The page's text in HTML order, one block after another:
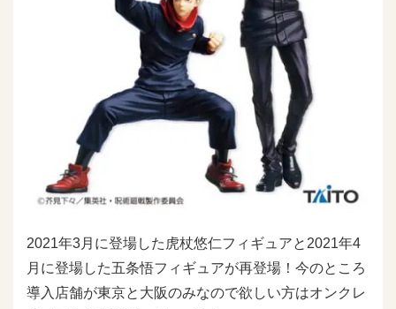
2021年3月に登場した虎杖悠仁フィギュアと2021年4
月に登場した五条悟フィギュアが再登場！今のところ
導入店舗が東京と大阪のみなので欲しい方はオンクレ